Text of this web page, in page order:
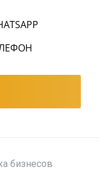
бизнесов